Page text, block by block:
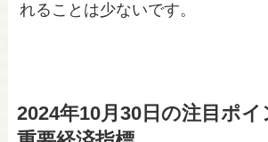
れることは少ないです。
2024年10月30日の注目ポ